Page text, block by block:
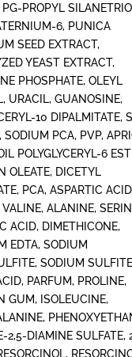
PG-PROPYL
6, PUNICA
SEED EXTRACT,
YEAST EXTRACT,
PHOSPHATE, OLEYL
URACIL, GUANOSINE,
10 DIPALMITATE,
SODIUM PCA, PVP,
POLYGLYCERYL-6
OLEATE, DICETYL
PCA, ASPARTIC
VALINE, ALANINE,
ACID, DIMETHICONE,
EDTA, SODIUM
SODIUM
PARFUM, PROLINE,
GUM, ISOLEUCINE,
2,5-DIAMINE SULFATE,